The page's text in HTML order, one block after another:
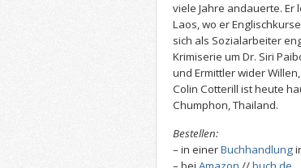
viele Jahre andauerte. Er
Laos, wo er
sich als Sozialarbeiter
Krimiserie um Dr. Siri
und Ermittler wider
Colin Cotterill ist heute
Chumphon, Thailand.
Bestellen:
– in einerBuchhandlung